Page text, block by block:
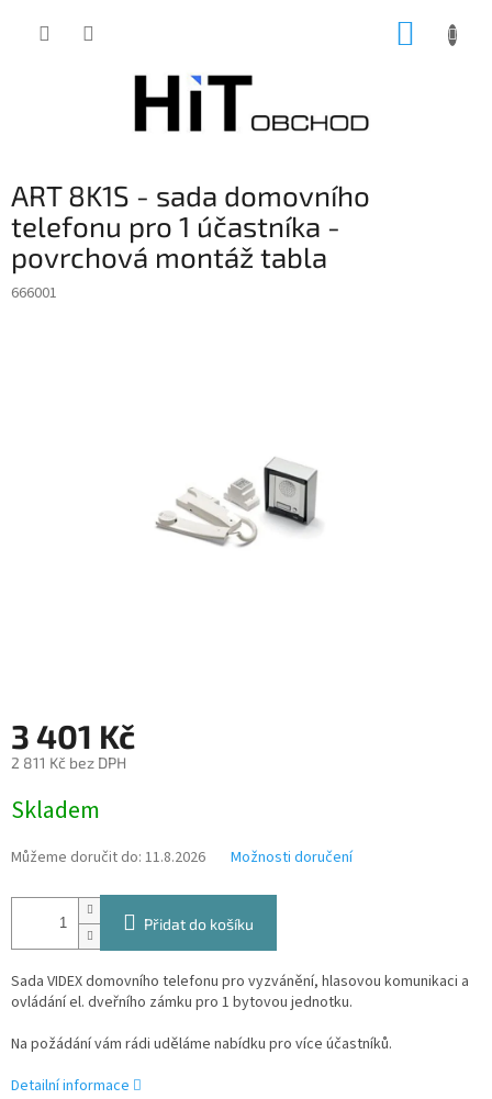
ART 8K1S - sada domovního
telefonu pro 1 účastníka -
povrchová montáž tabla
666001
3 401 Kč
2 811 Kč bez DPH
cena:
Skladem
Můžeme doručit do: 11.8.2026 Možnosti doručení
Přidat do košíku
Sada VIDEX domovního telefonu pro vyzvánění, hlasovou komunikaci a
ovládání el. dveřního zámku pro 1 bytovou jednotku.
Na požádání vám rádi uděláme nabídku pro více účastníků.
Detailní informace